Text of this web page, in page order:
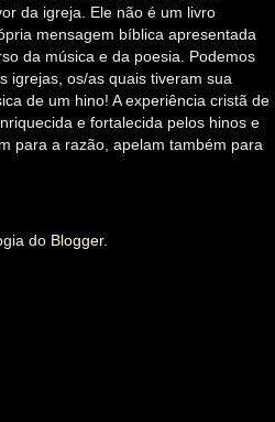
da igreja. Ele não é um livro
mensagem bíblica apresentada
da música e da poesia. Podemos
igrejas, os/as quais tiveram sua
de um hino! A experiência cristã de
e fortalecida pelos hinos e
para a razão, apelam também para
do Blogger.